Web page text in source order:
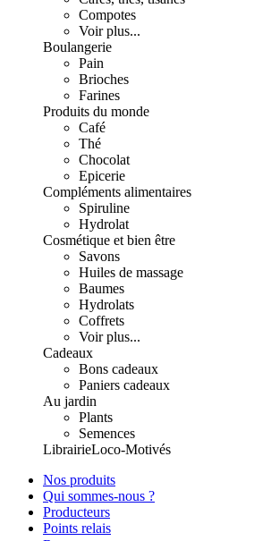
Compotes
Voir plus...
Boulangerie
Pain
Brioches
Farines
Produits du monde
Café
Thé
Chocolat
Epicerie
Compléments alimentaires
Spiruline
Hydrolat
Cosmétique et bien être
Savons
Huiles de massage
Baumes
Hydrolats
Coffrets
Voir plus...
Cadeaux
Bons cadeaux
Paniers cadeaux
Au jardin
Plants
Semences
LibrairieLoco-Motivés
Nos produits
Qui sommes-nous ?
Producteurs
Points relais